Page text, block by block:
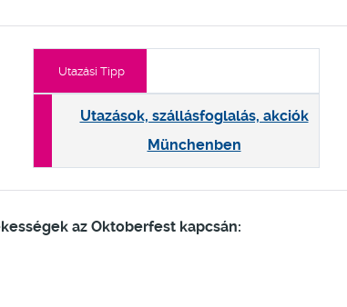
Utazási Tipp
Utazások, szállásfoglalás, akciók
Münchenben
az Oktoberfest kapcsán: